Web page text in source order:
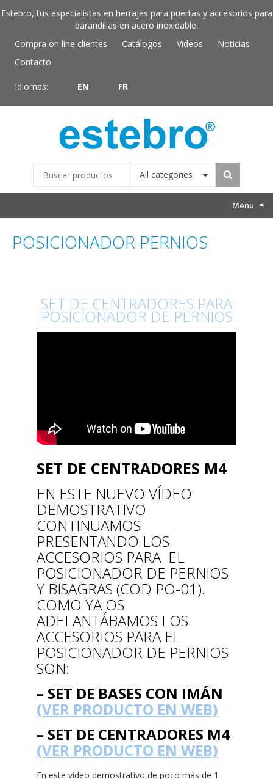
Estebro, tus especialistas en herrajes para puertas y accesorios para
barandillas en acero inoxidable.
Compra on line clientes
Catálogos Videos
Noticias
Contacto
Idiomas: EN FR
All categories
Menu ≡
POSICIONADOR PERNIOS
SET DE CENTRADORES PARA
POSICIONADOR DE PERNIOS
SET DE CENTRADORES M4
EN ESTE NUEVO VÍDEO
DEMOSTRATIVO
CONTINUAMOS
PRESENTANDO LOS
ACCESORIOS PARA EL
POSICIONADOR DE PERNIOS
Y BISAGRAS (COD PO-01).
COMO YA OS
ADELANTÁBAMOS LOS
ACCESORIOS PARA EL
POSICIONADOR DE PERNIOS
SON:
– SET DE BASES CON IMÁN
(VER PRODUCTO EN WEB)
– SET DE CENTRADORES M4
(VER PRODUCTO EN WEB)
En este vídeo demostrativo de poco más de 1